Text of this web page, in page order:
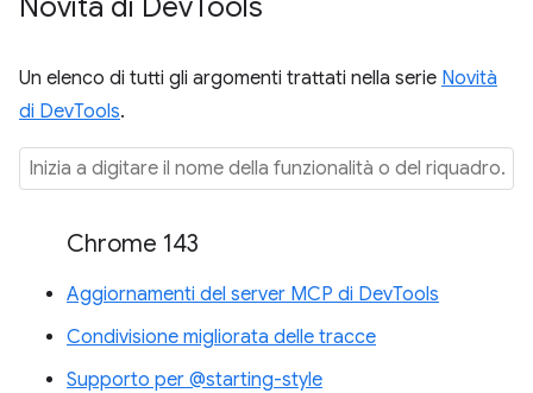
Un elenco di tutti gli argomenti trattati nella serie Novità
di DevTools.
Chrome 143
Aggiornamenti del server MCP di DevTools
Condivisione migliorata delle tracce
Supporto per @starting-style